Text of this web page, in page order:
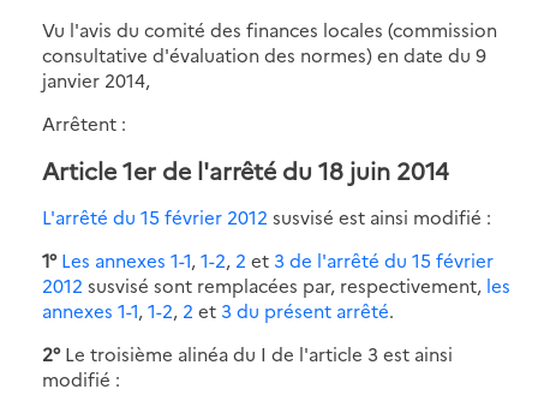
Vu l'avis du comité des finances locales (commission
consultative d'évaluation des normes) en date du 9
janvier 2014,
Arrêtent :
Article 1er de l'arrêté du 18 juin 2014
L'arrêté du 15 février 2012 susvisé est ainsi modifié :
1° Les annexes 1-1,1-2, 2 et 3 de l'arrêté du 15 février
2012 susvisé sont remplacées par, respectivement, les
annexes 1-1,1-2, 2 et 3 du présent arrêté.
2°Le troisième alinéa du I de l'article 3 est ainsi
modifié :